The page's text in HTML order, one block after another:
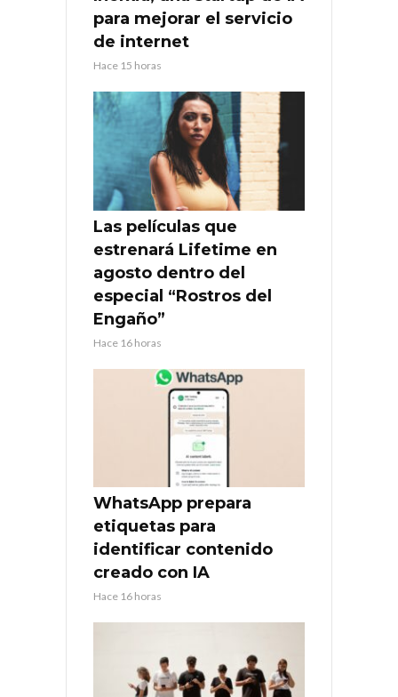
para mejorar el servicio
de internet
Hace 15 horas
Las películas que
estrenará Lifetime en
agosto dentro del
especial “Rostros del
Engaño”
Hace 16 horas
WhatsApp prepara
etiquetas para
identificar contenido
creado con IA
Hace 16 horas